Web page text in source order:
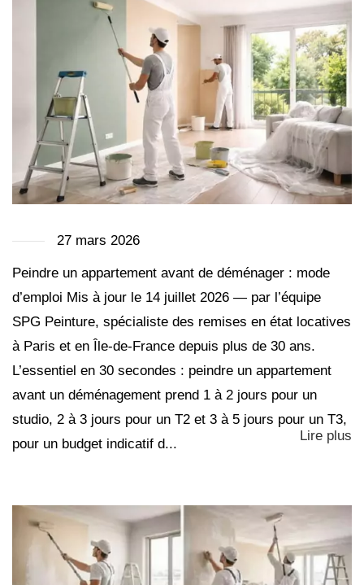
27 mars 2026
Peindre un appartement avant de déménager : mode
d’emploi Mis à jour le 14 juillet 2026 — par l’équipe
SPG Peinture, spécialiste des remises en état locatives
à Paris et en Île-de-France depuis plus de 30 ans.
L’essentiel en 30 secondes : peindre un appartement
avant un déménagement prend 1 à 2 jours pour un
studio, 2 à 3 jours pour un T2 et 3 à 5 jours pour un T3,
pour un budget indicatif d...
Lire plus